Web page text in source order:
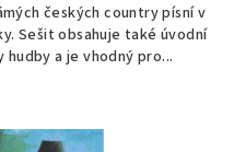
českých country písní v
Sešit obsahuje také úvodní
a je vhodný pro...